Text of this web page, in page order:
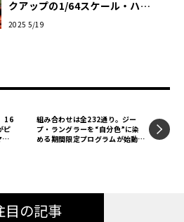
クアップの1/64スケール・ハン
NT モデルカー俱楽部】
2025 5/19
16
ピ
ー
組み合わせは全232通り。ジー
プ・ラングラーを“自分色”に染
める期間限定プログラムが始動。
目の記事